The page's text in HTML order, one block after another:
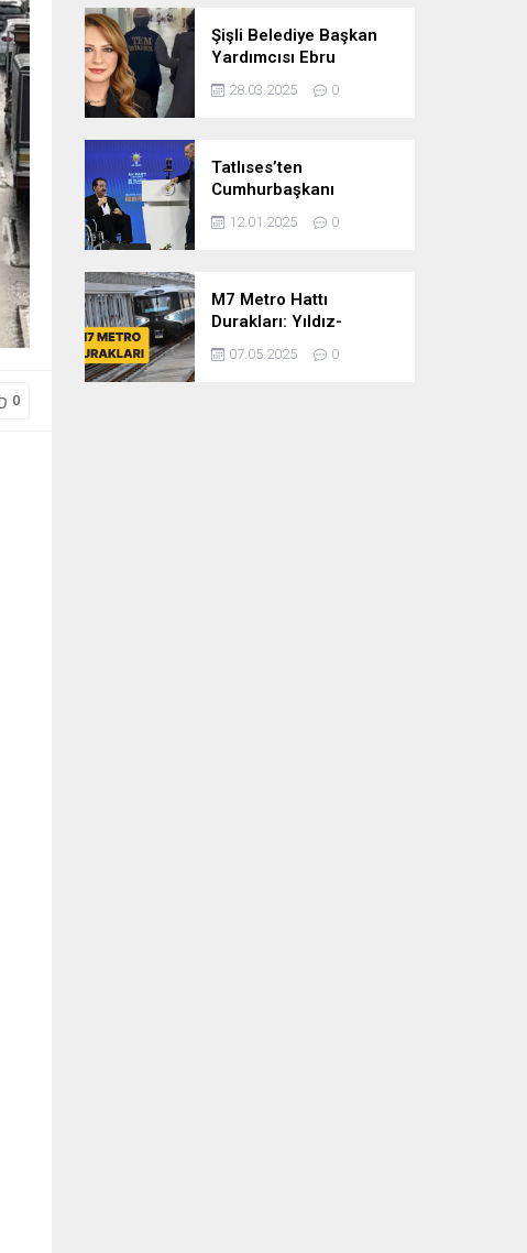
0
Şişli Belediye Başkan
Yardımcısı Ebru
Özdemir tutuklandı
28.03.2025 0
Tatlıses’ten
Cumhurbaşkanı
Erdoğan’a: Önümüzdeki
dönem
12.01.2025 0
M7 Metro Hattı
Durakları: Yıldız-
Mahmutbey Metro Hattı
Güzergahı ve Sefer
07.05.2025 0